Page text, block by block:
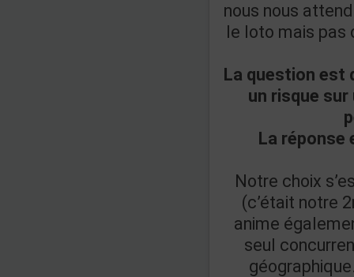
nous nous
le loto mais pas
La question est
un risque sur
La réponse
Notre choix
(c’était notre
anime
seul